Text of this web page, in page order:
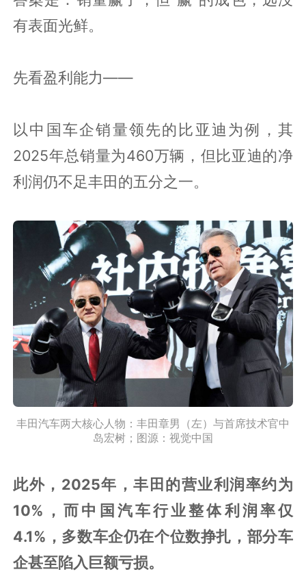
有表面光鲜。
先看盈利能力——
以中国车企销量领先的比亚迪为例，其
2025年总销量为460万辆，但比亚迪的净
利润仍不足丰田的五分之一。
丰田汽车两大核心人物：丰田章男（左）与首席技术官中
岛宏树；图源：视觉中国
此外，2025年，丰田的营业利润率约为
10%，而中国汽车行业整体利润率仅
4.1%，多数车企仍在个位数挣扎，部分车
企甚至陷入巨额亏损。